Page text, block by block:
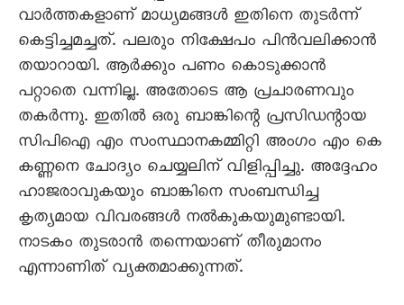
വാർത്തകളാണ് മാധ്യമങ്ങൾ ഇതിനെ തുടർന്ന്
കെട്ടിച്ചമച്ചത്. പലരും നിക്ഷേപം പിൻവലിക്കാൻ
തയാറായി. ആർക്കും പണം കൊടുക്കാൻ
പറ്റാതെ വന്നില്ല. അതോടെ ആ പ്രചാരണവും
തകർന്നു. ഇതിൽ ഒരു ബാങ്കിന്റെ പ്രസിഡന്റായ
സിപിഐ എം സംസ്ഥാനകമ്മിറ്റി അംഗം എം കെ
കണ്ണനെ ചോദ്യം ചെയ്യലിന് വിളിപ്പിച്ചു. അദ്ദേഹം
ഹാജരാവുകയും ബാങ്കിനെ സംബന്ധിച്ച
കൃത്യമായ വിവരങ്ങൾ നൽകുകയുമുണ്ടായി.
നാടകം തുടരാൻ തന്നെയാണ് തീരുമാനം
എന്നാണിത് വ്യക്തമാക്കുന്നത്.